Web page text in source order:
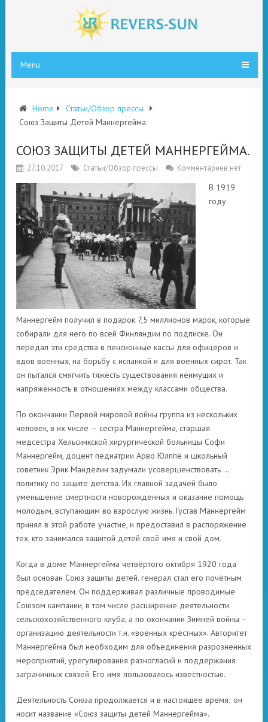
Menu
Home
Статьи/Обзор прессы
Союз Защиты Детей Маннергейма.
СОЮЗ ЗАЩИТЫ ДЕТЕЙ МАННЕРГЕЙМА.
27.10.2017 Статьи/Обзор прессы Комментариев нет
В 1919
году
Маннергейм получил в подарок 7,5 миллионов марок, которые
собирали для него по всей Финляндии по подписке. Он
передал эти средства в пенсионные кассы для офицеров и
вдов военных, на борьбу с испанкой и для военных сирот. Так
он пытался смягчить тяжесть существования неимущих и
напряжённость в отношениях между классами общества.
По окончании Первой мировой войны группа из нескольких
человек, в их числе — сестра Маннергейма, старшая
медсестра Хельсинкской хирургической больницы Софи
Маннергейм, доцент педиатрии Арво Юлппё и школьный
советник Эрик Манделин задумали усовершенствовать …
политику по защите детства. Их главной задачей было
уменьшение смертности новорожденных и оказание помощь
молодым, вступающим во взрослую жизнь. Густав Маннергейм
принял в этой работе участие, и предоставил в распоряжение
тех, кто занимался защитой детей своё имя и свой дом.
Когда в доме Маннергейма четвёртого октября 1920 года
был основан Союз защиты детей. генерал стал его почётным
председателем. Он поддерживал различные проводимые
Союзом кампании, в том числе расширение деятельности
сельскохозяйственного клуба, а по окончании Зимней войны –
организацию деятельности т.н. «военных крёстных». Авторитет
Маннергейма был необходим для объединения разрозненных
мероприятий, урегулирования разногласий и поддержания
заграничных связей. Его имя пользовалось известностью.
Деятельность Союза продолжается и в настоящее время; он
носит название «Союз защиты детей Маннергейма».